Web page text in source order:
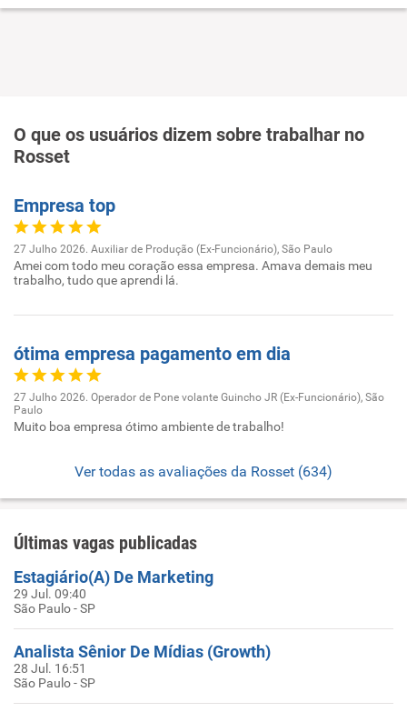
O que os usuários dizem sobre trabalhar no
Rosset
Empresa top
27 Julho 2026. Auxiliar de Produção (Ex-Funcionário), São Paulo
Amei com todo meu coração essa empresa. Amava demais meu
trabalho, tudo que aprendi lá.
ótima empresa pagamento em dia
27 Julho 2026. Operador de Pone volante Guincho JR (Ex-Funcionário), São
Paulo
Muito boa empresa ótimo ambiente de trabalho!
Ver todas as avaliações da Rosset (634)
Últimas vagas publicadas
Estagiário(A) De Marketing
29 Jul. 09:40
São Paulo - SP
Analista Sênior De Mídias (Growth)
28 Jul. 16:51
São Paulo - SP